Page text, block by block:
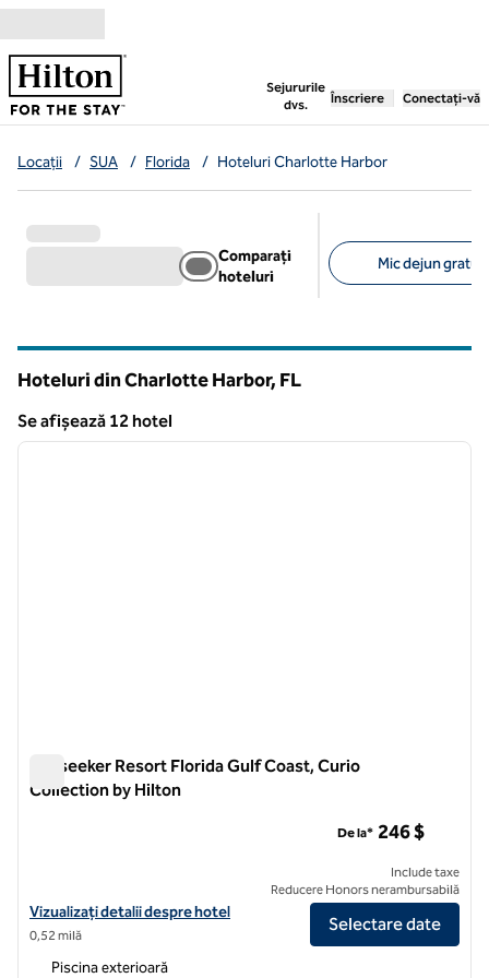
Salt la conținut
Sejururile
dvs.
, deschide o filă nouă
Înscriere Conectați-vă
Locații / SUA / Florida / Hoteluri Charlotte Harbor
Comparați
hoteluri
Mic dejun gratuit
Hoteluri din Charlotte Harbor, FL
Se afișează 12 hotel
Se afișează 12 hotel
1 din 11
Sunseeker Resort Florida Gulf Coast, Curio
Collection by Hilton
Vizualizați detaliile hotelului pentru Sunseeker Resort Florida Gulf
Vizualizați detalii despre hotel
0,52 milă
De la* 246 $
Include taxe
Reducere Honors nerambursabilă
Selectare date
Piscina exterioară